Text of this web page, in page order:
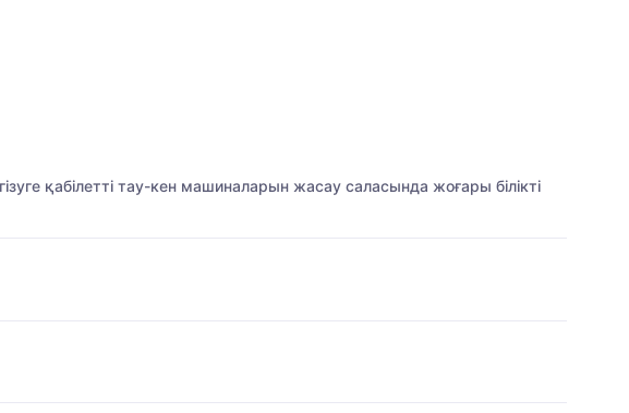
қабілетті тау-кен машиналарын жасау саласында жоғары білікті